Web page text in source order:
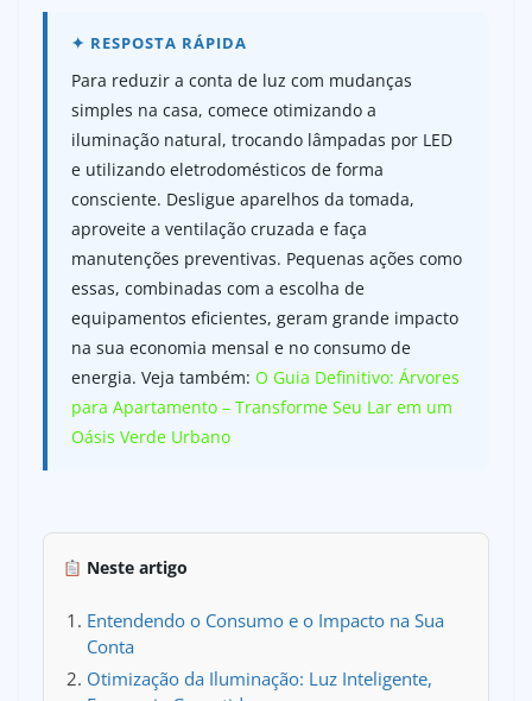
Para reduzir a conta de luz com mudanças
simples na casa, comece otimizando a
iluminação natural, trocando lâmpadas por LED
e utilizando eletrodomésticos de forma
consciente. Desligue aparelhos da tomada,
aproveite a ventilação cruzada e faça
manutenções preventivas. Pequenas ações como
essas, combinadas com a escolha de
equipamentos eficientes, geram grande impacto
na sua economia mensal e no consumo de
energia. Veja também: O Guia Definitivo: Árvores
para Apartamento – Transforme Seu Lar em um
Oásis Verde Urbano
Neste artigo
Entendendo o Consumo e o Impacto na Sua
Conta
Otimização da Iluminação: Luz Inteligente,